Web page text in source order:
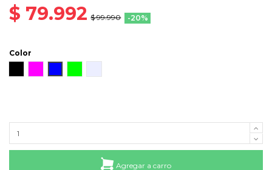
$ 79.992 $ 99.990 -20%
Color
Agregar a carro